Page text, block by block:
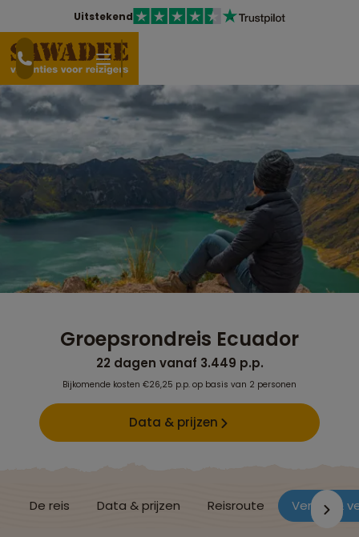
Uitstekend
Groepsrondreis Ecuador
22 dagen vanaf 3.449 p.p.
Bijkomende kosten €26,25 p.p. op basis van 2 personen
Data & prijzen
De reis Data & prijzen Reisroute Verblijf &